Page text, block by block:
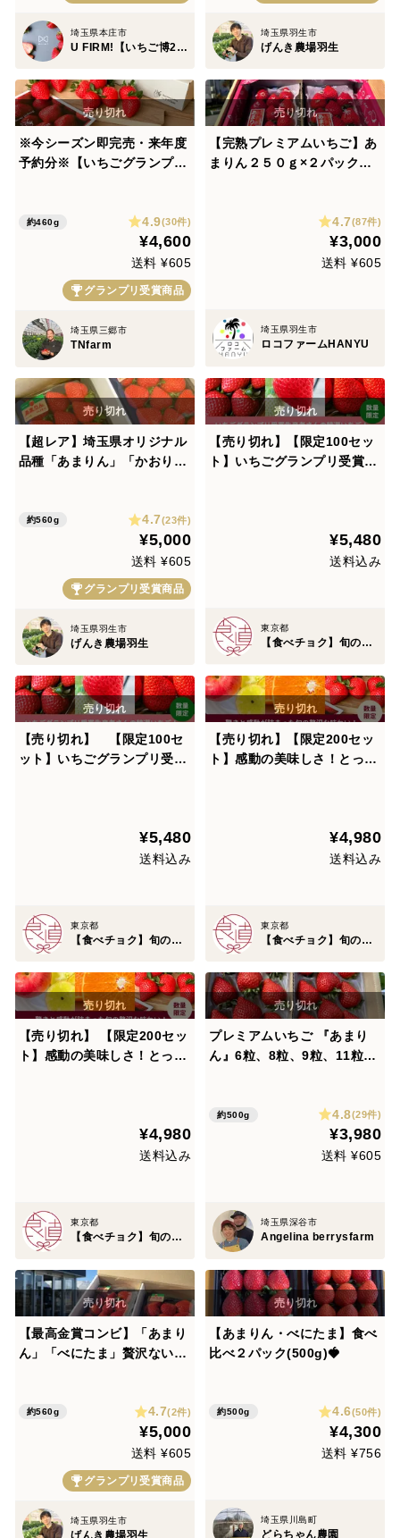
埼玉県本庄市
U FIRM!【いちご博2024 金賞受賞】
埼玉県羽生市
げんき農場羽生
※今シーズン即完売・来年度
予約分※【いちごグランプリ
約460g 4.9(30件)
¥4,600
送料 ¥605
グランプリ受賞商品
埼玉県三郷市
TNfarm
【完熟プレミアムいちご】あ
まりん２５０ｇ×２パックーD
4.7(87件)
¥3,000
送料 ¥605
埼玉県羽生市
ロコファームHANYU
【超レア】埼玉県オリジナル
品種「あまりん」「かおり
約560g 4.7(23件)
¥5,000
送料 ¥605
グランプリ受賞商品
埼玉県羽生市
げんき農場羽生
【売り切れ】【限定100セッ
ト】いちごグランプリ受賞い
¥5,480
送料込み
東京都
【食べチョク】旬の食べ比べ便
【売り切れ】 【限定100セ
ット】いちごグランプリ受賞
¥5,480
送料込み
東京都
【食べチョク】旬の食べ比べ便
【売り切れ】【限定200セッ
ト】感動の美味しさ！とって
¥4,980
送料込み
東京都
【食べチョク】旬の食べ比べ便
【売り切れ】 【限定200セッ
ト】感動の美味しさ！とって
¥4,980
送料込み
東京都
【食べチョク】旬の食べ比べ便
プレミアムいちご 『あまり
ん』6粒、8粒、9粒、11粒、
約500g 4.8(29件)
¥3,980
送料 ¥605
埼玉県深谷市
Angelina berrysfarm
【最高金賞コンビ】「あまり
ん」「べにたま」贅沢ないち
約560g 4.7(2件)
¥5,000
送料 ¥605
グランプリ受賞商品
埼玉県羽生市
げんき農場羽生
【あまりん・べにたま】食べ
比べ２パック(500g)🍓
約500g 4.6(50件)
¥4,300
送料 ¥756
埼玉県川島町
どらちゃん農園